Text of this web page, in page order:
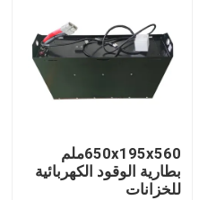
650x195x560ملم
بطارية الوقود الكهربائية
للخزانات